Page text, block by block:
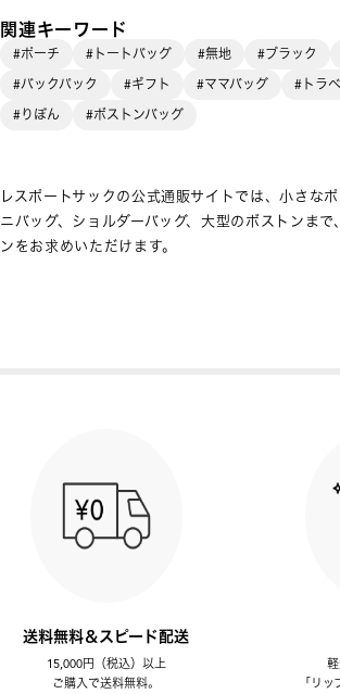
関連キーワード
#ポーチ #トートバッグ #無地 #ブラック
#バックパック
#ギフト #ママバッグ
#トラ
#りぼん
#ボストンバッグ
レスポートサックの公式通販サイトでは、小さな
ニバッグ、ショルダーバッグ、大型のボストンまで
ンをお求めいただけます。
送料無料＆スピード配送
15,000円（税込）以上
ご購入で送料無料。
「リ